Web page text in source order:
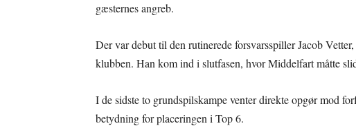
gæsternes angreb.
Der var debut til den rutinerede forsvarsspiller Jacob
klubben. Han kom ind i slutfasen, hvor Middelfart måtte
I de sidste to grundspilskampe venter direkte opgør mod
betydning for placeringen i Top 6.